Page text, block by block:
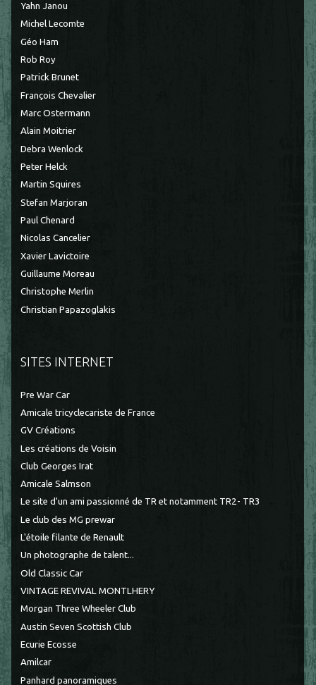
Yahn Janou
Michel Lecomte
Géo Ham
Rob Roy
Patrick Brunet
François Chevalier
Marc Ostermann
Alain Moitrier
Debra Wenlock
Peter Helck
Martin Squires
Stefan Marjoran
Paul Chenard
Nicolas Cancelier
Xavier Lavictoire
Guillaume Moreau
Christophe Merlin
Christian Papazoglakis
SITES INTERNET
Pre War Car
Amicale tricyclecariste de France
GV Créations
Les créations de Voisin
Club Georges Irat
Amicale Salmson
Le site d'un ami passionné de TR et notamment TR2- TR3
Le club des MG prewar
L'étoile filante de Renault
Un photographe de talent...
Old Classic Car
VINTAGE REVIVAL MONTLHERY
Morgan Three Wheeler Club
Austin Seven Scottish Club
Ecurie Ecosse
Amilcar
Panhard panoramiques